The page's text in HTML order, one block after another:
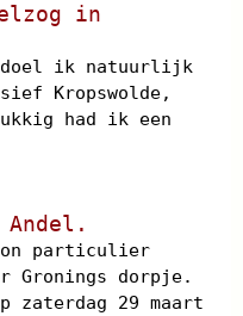
in
ik natuurlijk
Kropswolde,
had ik een
Andel.
particulier
dorpje.
zaterdag 29 maart